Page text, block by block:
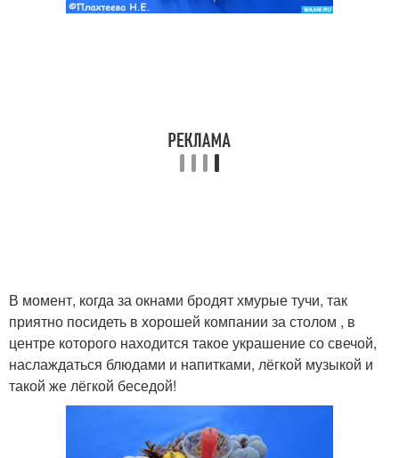
В момент, когда за окнами бродят хмурые тучи, так
приятно посидеть в хорошей компании за столом , в
центре которого находится такое украшение со свечой,
наслаждаться блюдами и напитками, лёгкой музыкой и
такой же лёгкой беседой!